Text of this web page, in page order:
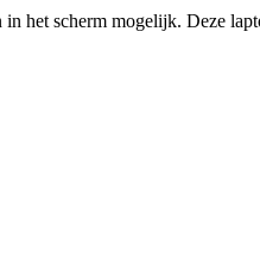
het scherm mogelijk. Deze